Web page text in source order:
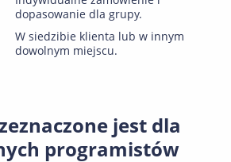
dopasowanie dla grupy.
W siedzibie klienta lub w innym
dowolnym miejscu.
jest dla
programistów